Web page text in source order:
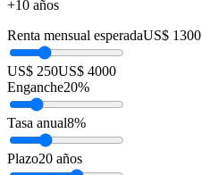
+10 años
Renta mensual esperadaUS$ 1300
US$ 250US$ 4000
Enganche20%
Tasa anual8%
Plazo20 años